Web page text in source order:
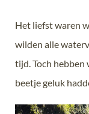
Het liefst waren
wilden alle
tijd. Toch hebben
beetje geluk